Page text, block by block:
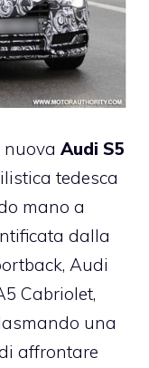
Audi S5
tedesca
mano a
dalla
Audi
Cabriolet,
una
affrontare